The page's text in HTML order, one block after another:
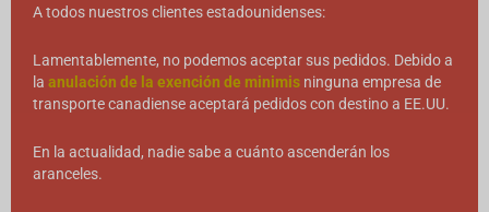
A todos nuestros clientes estadounidenses:
Lamentablemente, no podemos aceptar sus pedidos. Debido a
la anulación de la exención de minimis ninguna empresa de
transporte canadiense aceptará pedidos con destino a EE.UU.
En la actualidad, nadie sabe a cuánto ascenderán los
aranceles.